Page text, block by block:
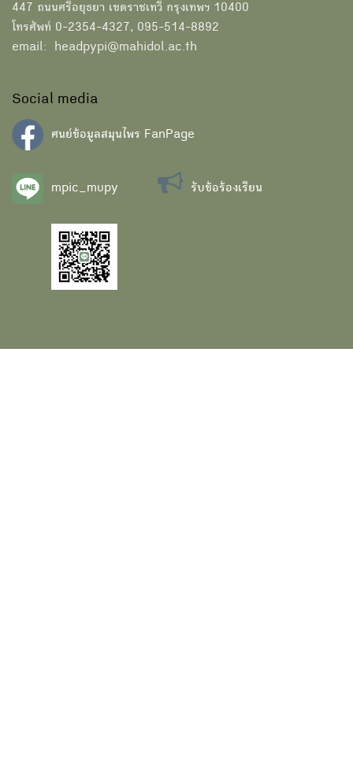
447 ถนนศรีอยุธยา เขตราชเทวี กรุงเทพฯ 10400
โทรศัพท์ 0-2354-4327, 095-514-8892
email: headpypi@mahidol.ac.th
Social media
ศนย์ข้อมูลสมุนไพร FanPage
mpic_mupy รับข้อร้องเรียน